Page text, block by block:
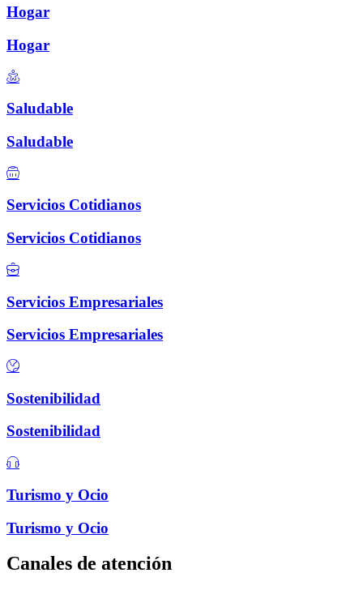
Hogar
Hogar
Saludable
Saludable
Servicios Cotidianos
Servicios Cotidianos
Servicios Empresariales
Servicios Empresariales
Sostenibilidad
Sostenibilidad
Turismo y Ocio
Turismo y Ocio
Canales de atención